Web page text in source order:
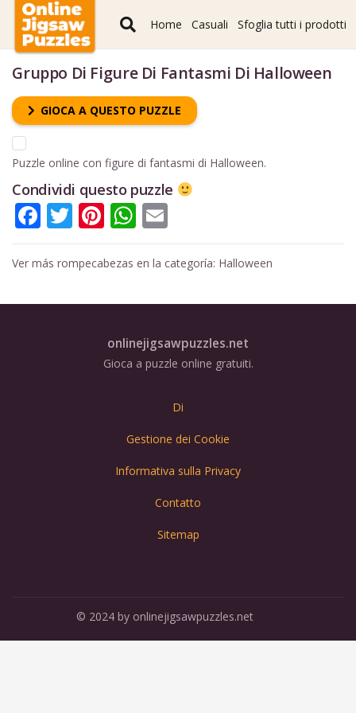
Home Casuali Sfoglia tutti i prodotti
Gruppo Di Figure Di Fantasmi Di Halloween
GIOCA A QUESTO PUZZLE
Puzzle online con figure di fantasmi di Halloween.
Condividi questo puzzle
Facebook
Twitter
Pinterest
WhatsApp
Ver más rompecabezas en la categoría: Halloween
onlinejigsawpuzzles.net
Gioca a puzzle online gratuiti.
Di
Gestione dei Cookie
Informativa sulla Privacy
Contatto
Sitemap
© 2024 by onlinejigsawpuzzles.net